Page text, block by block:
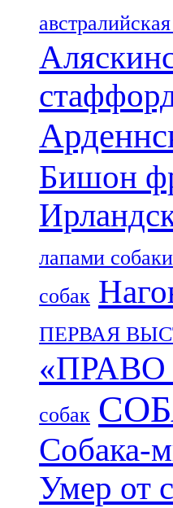
Бишон
лапами собаки
собак
ПЕРВАЯ
собак
Собака-
Умер от